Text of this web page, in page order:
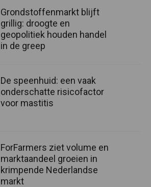
Grondstoffenmarkt blijft
grillig: droogte en
geopolitiek houden handel
in de greep
De speenhuid: een vaak
onderschatte risicofactor
voor mastitis
ForFarmers ziet volume en
marktaandeel groeien in
krimpende Nederlandse
markt